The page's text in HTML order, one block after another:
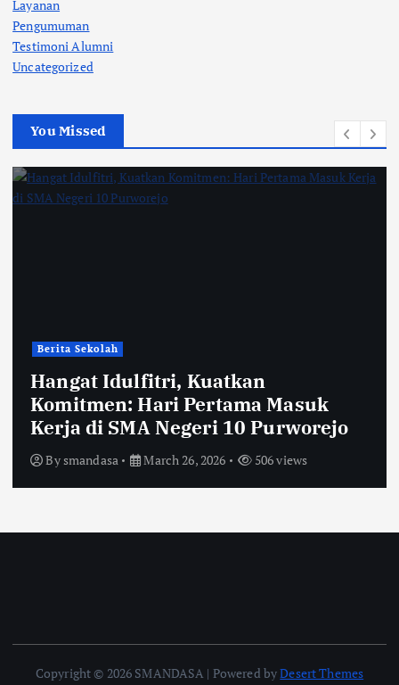
Layanan
Pengumuman
Testimoni Alumni
Uncategorized
You Missed
Berita Sekolah
Hangat Idulfitri, Kuatkan
Komitmen: Hari Pertama Masuk
Kerja di SMA Negeri 10 Purworejo
Bysmandasa March 26, 2026 506 views
Copyright © 2026 SMANDASA | Powered byDesert Themes